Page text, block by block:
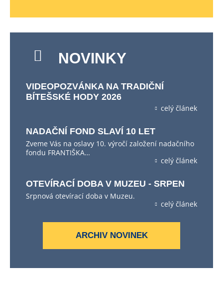
NOVINKY
VIDEOPOZVÁNKA NA TRADIČNÍ
BÍTEŠSKÉ HODY 2026
celý článek
NADAČNÍ FOND SLAVÍ 10 LET
Zveme Vás na oslavy 10. výročí založení nadačního
fondu FRANTIŠKA…
celý článek
OTEVÍRACÍ DOBA V MUZEU - SRPEN
Srpnová otevírací doba v Muzeu.
celý článek
ARCHIV NOVINEK